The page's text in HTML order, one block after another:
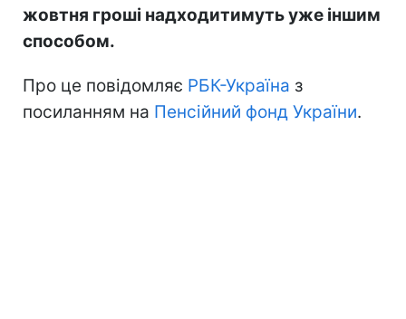
жовтня гроші надходитимуть уже іншим
способом.
Про це повідомляє РБК-Україна з
посиланням на Пенсійний фонд України.